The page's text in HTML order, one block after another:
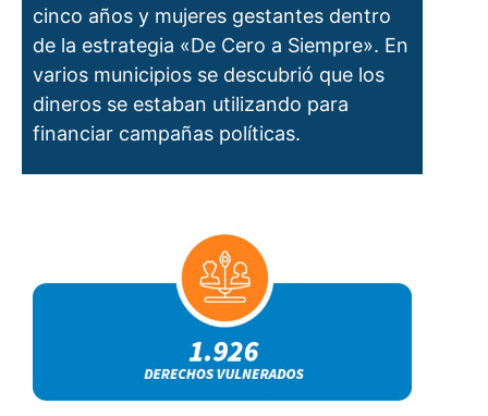
cinco años y mujeres gestantes dentro
de la estrategia «De Cero a Siempre». En
varios municipios se descubrió que los
dineros se estaban utilizando para
financiar campañas políticas.